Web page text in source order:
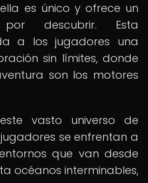
es único y ofrece un
descubrir. Esta
a los jugadores una
sin límites, donde
son los motores
vasto universo de
se enfrentan a
que van desde
océanos interminables,